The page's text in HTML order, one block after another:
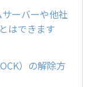
ーバーや他社
はできます
）の解除方